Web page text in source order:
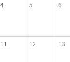
4 5 6
11 12 13